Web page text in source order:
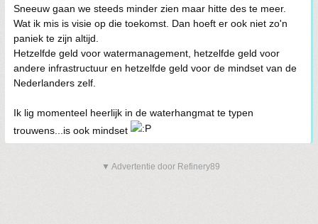
Sneeuw gaan we steeds minder zien maar hitte des te meer.
Wat ik mis is visie op die toekomst. Dan hoeft er ook niet zo'n
paniek te zijn altijd.
Hetzelfde geld voor watermanagement, hetzelfde geld voor
andere infrastructuur en hetzelfde geld voor de mindset van de
Nederlanders zelf.
Ik lig momenteel heerlijk in de waterhangmat te typen
trouwens...is ook mindset
▼ Advertentie door Refinery89